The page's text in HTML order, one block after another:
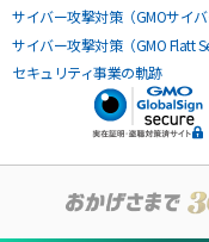
サイバー攻撃対策（GMOサイ
サイバー攻撃対策（GMO Flatt
セキュリティ事業の軌跡